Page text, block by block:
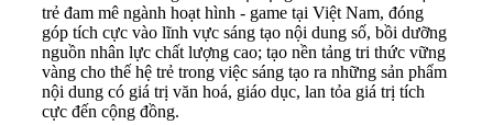
trẻ đam mê ngành hoạt hình - game tại Việt Nam, đóng
góp tích cực vào lĩnh vực sáng tạo nội dung số, bồi dưỡng
nguồn nhân lực chất lượng cao; tạo nền tảng tri thức vững
vàng cho thế hệ trẻ trong việc sáng tạo ra những sản phẩm
nội dung có giá trị văn hoá, giáo dục, lan tỏa giá trị tích
cực đến cộng đồng.